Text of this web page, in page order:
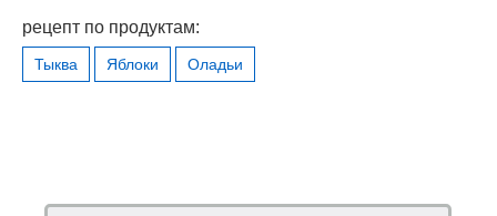
рецепт по продуктам:
Тыква Яблоки Оладьи